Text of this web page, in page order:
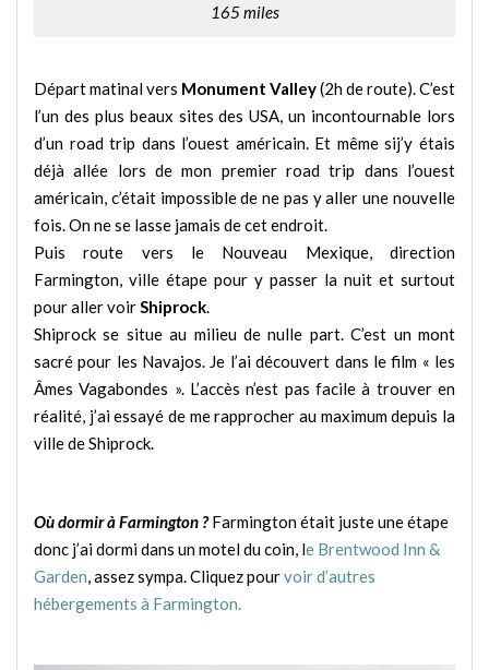
165 miles
Départ matinal vers Monument Valley(2h de route). C’est
l’un des plus beaux sites des USA, un incontournable lors
d’un road trip dans l’ouest américain. Et même sij’y étais
déjà allée lors de mon premier road trip dans l’ouest
américain, c’était impossible de ne pas y aller une nouvelle
fois. On ne se lasse jamais de cet endroit.
Puis route vers le Nouveau Mexique, direction
Farmington, ville étape pour y passer la nuit et surtout
pour aller voirShiprock.
Shiprock se situe au milieu de nulle part. C’est un mont
sacré pour les Navajos. Je l’ai découvert dans le film « les
Âmes Vagabondes ». L’accès n’est pas facile à trouver en
réalité, j’ai essayé de me rapprocher au maximum depuis la
ville de Shiprock.
Où dormir à Farmington ?Farmington était juste une étape
donc j’ai dormi dans un motel du coin, le Brentwood Inn &
Garden, assez sympa. Cliquez pourvoir d’autres
hébergements à Farmington.